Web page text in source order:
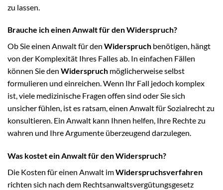
zu lassen.
Brauche ich einen Anwalt für den Widerspruch?
Ob Sie einen Anwalt für den Widerspruch benötigen, hängt
von der Komplexität Ihres Falles ab. In einfachen Fällen
können Sie den Widerspruch möglicherweise selbst
formulieren und einreichen. Wenn Ihr Fall jedoch komplex
ist, viele medizinische Fragen offen sind oder Sie sich
unsicher fühlen, ist es ratsam, einen Anwalt für Sozialrecht zu
konsultieren. Ein Anwalt kann Ihnen helfen, Ihre Rechte zu
wahren und Ihre Argumente überzeugend darzulegen.
Was kostet ein Anwalt für den Widerspruch?
Die Kosten für einen Anwalt imWiderspruchsverfahren
richten sich nach dem Rechtsanwaltsvergütungsgesetz